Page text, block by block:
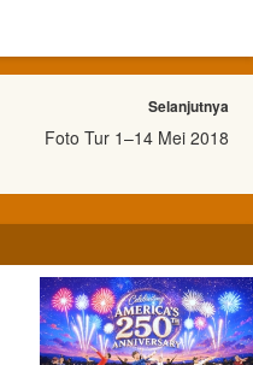
Selanjutnya
Foto Tur 1–14 Mei 2018